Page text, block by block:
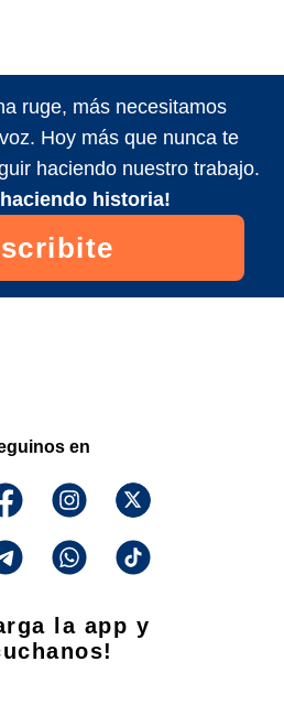
ruge, más necesitamos
Hoy más que nunca te
haciendo nuestro trabajo.
historia!
en
la app y